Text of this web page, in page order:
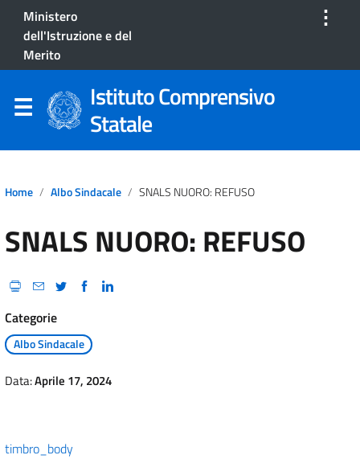
Ministero
dell'Istruzione e del
Merito
⋮
Istituto Comprensivo
Statale
Home Albo Sindacale SNALS NUORO: REFUSO
SNALS NUORO: REFUSO
Categorie
Albo Sindacale
Data:Aprile 17, 2024
timbro_body